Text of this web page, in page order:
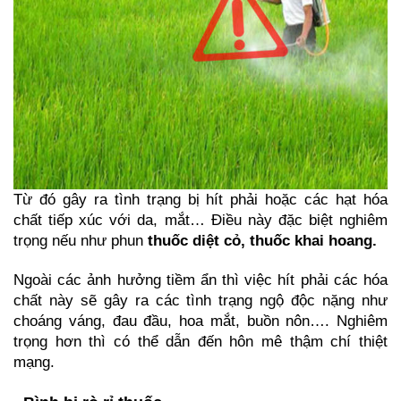
Từ đó gây ra tình trạng bị hít phải hoặc các hạt hóa
chất tiếp xúc với da, mắt… Điều này đặc biệt nghiêm
trọng nếu như phun thuốc diệt cỏ, thuốc khai hoang.
Ngoài các ảnh hưởng tiềm ẩn thì việc hít phải các hóa
chất này sẽ gây ra các tình trạng ngộ độc nặng như
choáng váng, đau đầu, hoa mắt, buồn nôn…. Nghiêm
trọng hơn thì có thể dẫn đến hôn mê thậm chí thiệt
mạng.